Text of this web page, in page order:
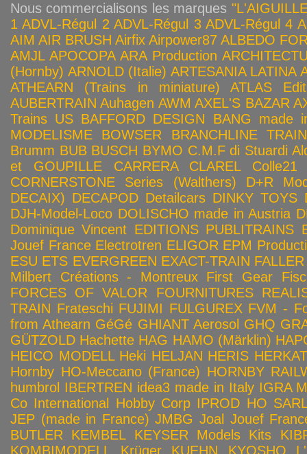
Nous commercialisons les marques
1 ADVL-Régul 2 ADVL-Régul 3 ADVL-Régul 4
AIM AIR BRUSH Airfix Airpower87 ALBEDO
AMJL APOCOPA ARA Production
(Hornby) ARNOLD (Italie) ARTESANIA LATINA
ATHEARN (Trains in miniature)
ATLAS
AUBERTRAIN Auhagen AWM AXEL'S BAZAR
Trains US BAFFORD DESIGN
BANG made
MODELISME
BOWSER
BRANCHLINE
Brumm BUB BUSCH BYMO C.M.F di Stuardi
et GOUPILLE
CARRERA CLAREL
Colle21
CORNERSTONE Series (Walthers)
D+R
DECAIX) DECAPOD Detailcars DINKY TOYS
DJH-Model-Loco DOLISCHO made in Austria
Dominique Vincent EDITIONS PUBLITRAINS
Jouef France Electrotren ELIGOR EPM
ESU ETS EVERGREEN EXACT-TRAIN FALLER
Milbert Créations - Montreux First Gear
FORCES OF VALOR
FOURNITURES
TRAIN Frateschi FUJIMI FULGUREX FVM -
from Athearn GéGé GHIANT Aerosol GHQ
GÜTZOLD Hachette HAG HAMO (Märklin)
HEICO MODELL Heki HELJAN HERIS HERKAT
Hornby HO-Meccano (France) HORNBY
humbrol IBERTREN idea3 made in Italy IGRA
Co International Hobby Corp IPROD HO
JEP (made in France) JMBG Joal Jouef
BUTLER
KEMBEL KEYSER Models Kits
KOMBIMODELL
Krüger KUEHN KYOSHO